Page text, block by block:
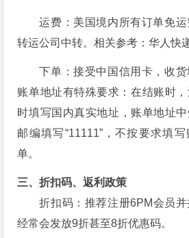
运费：美国境内所有订单免
转运公司中转。相关参考：华人快
下单：接受中国信用卡，收货
账单地址有特殊要求：在结账时
时填写国内真实地址，账单地址中
邮编填写“11111”，不按要求填
单。
三、折扣码、返利政策
折扣码：推荐注册6PM会员
经常会发放9折甚至8折优惠码。